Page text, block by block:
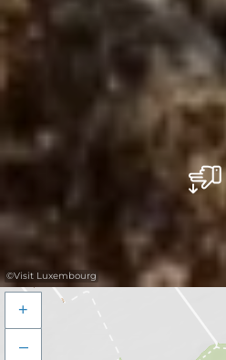
©Visit Luxembourg
+
–